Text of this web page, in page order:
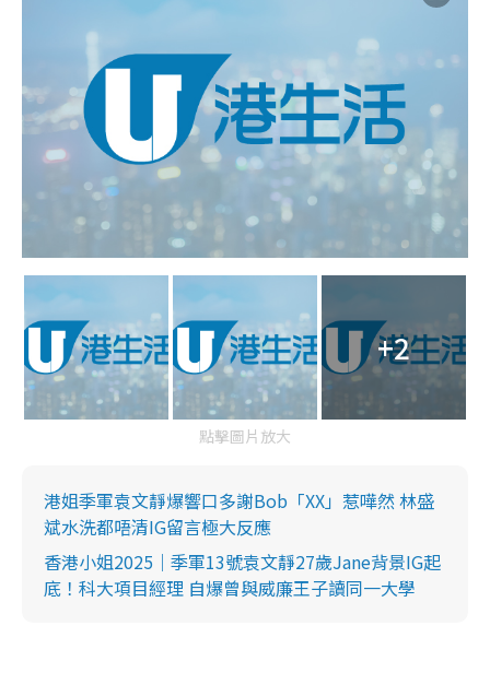
+2
點擊圖片放大
港姐季軍袁文靜爆響口多謝Bob「XX」惹嘩然 林盛
斌水洗都唔清IG留言極大反應
香港小姐2025｜季軍13號袁文靜27歲Jane背景IG起
底！科大項目經理 自爆曾與威廉王子讀同一大學